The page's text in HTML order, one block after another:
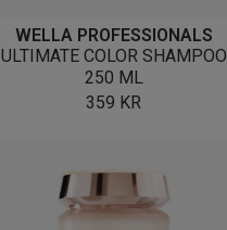
WELLA PROFESSIONALS
ULTIMATE COLOR SHAMPOO
250 ML
359 KR